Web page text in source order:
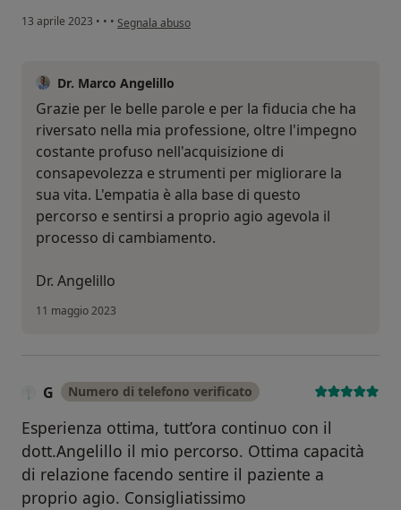
13 aprile 2023 • • • secondo l'opinione dell'utente S.
Segnala abuso
Dr. Marco Angelillo
Grazie per le belle parole e per la fiducia che ha
riversato nella mia professione, oltre l'impegno
costante profuso nell'acquisizione di
consapevolezza e strumenti per migliorare la
sua vita. L'empatia è alla base di questo
percorso e sentirsi a proprio agio agevola il
processo di cambiamento.
Dr. Angelillo
11 maggio 2023
G Numero di telefono verificato
Esperienza ottima, tutt’ora continuo con il
dott.Angelillo il mio percorso. Ottima capacità
di relazione facendo sentire il paziente a
proprio agio. Consigliatissimo